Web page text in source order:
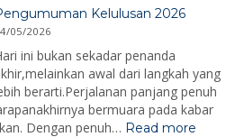
2026
Kelulusan 2026
05/2026
ini bukan sekadar penanda
awal dari langkah yang
berarti.Perjalanan panjang penuh
bermuara pada kabar
Dengan penuh… Read more: